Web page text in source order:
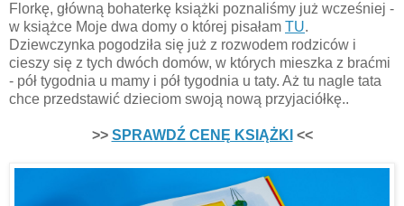
Florkę, główną bohaterkę książki poznaliśmy już wcześniej -
w książce Moje dwa domy o której pisałam TU.
Dziewczynka pogodziła się już z rozwodem rodziców i
cieszy się z tych dwóch domów, w których mieszka z braćmi
- pół tygodnia u mamy i pół tygodnia u taty. Aż tu nagle tata
chce przedstawić dzieciom swoją nową przyjaciółkę..
>> SPRAWDŹ CENĘ KSIĄŻKI <<